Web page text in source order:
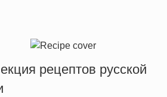
рецептов русской